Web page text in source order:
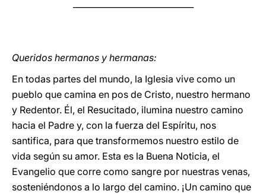
Queridos hermanos y hermanas:
En todas partes del mundo, la Iglesia vive como un
pueblo que camina en pos de Cristo, nuestro hermano
y Redentor. Él, el Resucitado, ilumina nuestro camino
hacia el Padre y, con la fuerza del Espíritu, nos
santifica, para que transformemos nuestro estilo de
vida según su amor. Esta es la Buena Noticia, el
Evangelio que corre como sangre por nuestras venas,
sosteniéndonos a lo largo del camino. ¡Un camino que